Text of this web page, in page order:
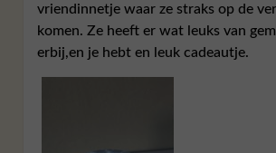
vriendinnetje waar ze straks op de
komen. Ze heeft er wat leuks van
erbij,en je hebt en leuk cadeautje.